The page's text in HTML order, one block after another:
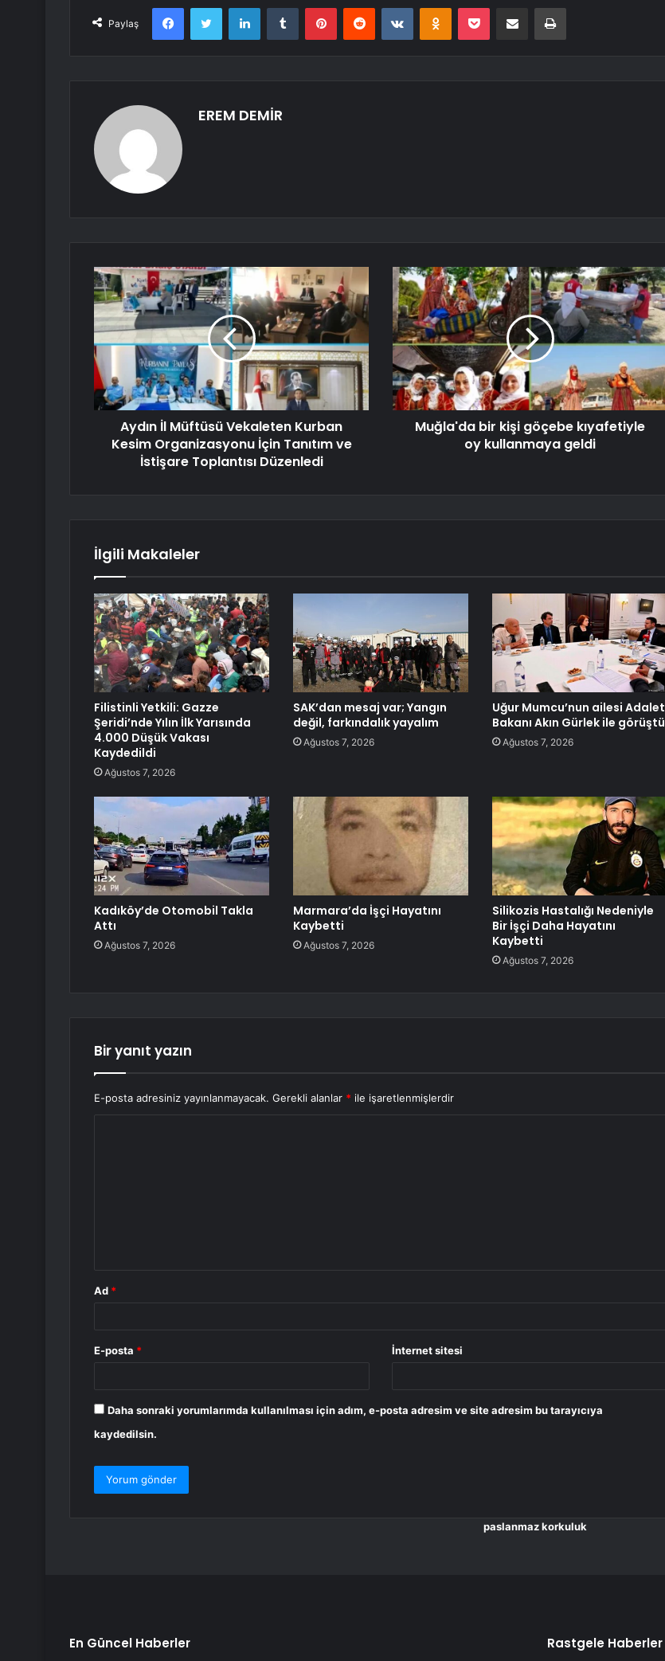
Paylaş
FacebookTwitter LinkedInTumblr PinterestReddit VKontakteOdnoklassniki
Pocket E-Posta ile paylaş Yazdır
EREM DEMİR
Aydın İl Müftüsü Vekaleten Kurban
Kesim Organizasyonu İçin Tanıtım ve
İstişare Toplantısı Düzenledi
Muğla'da bir kişi göçebe kıyafetiyle
oy kullanmaya geldi
İlgili Makaleler
Filistinli Yetkili: Gazze
Şeridi’nde Yılın İlk Yarısında
4.000 Düşük Vakası
Kaydedildi
Ağustos 7, 2026
SAK’dan mesaj var; Yangın
değil, farkındalık yayalım
Ağustos 7, 2026
Uğur Mumcu’nun ailesi Adalet
Bakanı Akın Gürlek ile görüştü
Ağustos 7, 2026
Kadıköy’de Otomobil Takla
Attı
Ağustos 7, 2026
Marmara’da İşçi Hayatını
Kaybetti
Ağustos 7, 2026
Silikozis Hastalığı Nedeniyle
Bir İşçi Daha Hayatını
Kaybetti
Ağustos 7, 2026
Bir yanıt yazın
E-posta adresiniz yayınlanmayacak. Gerekli alanlar * ile işaretlenmişlerdir
Ad *
E-posta * İnternet sitesi
Daha sonraki yorumlarımda kullanılması için adım, e-posta adresim ve site adresim bu tarayıcıya
kaydedilsin.
paslanmaz korkuluk
En Güncel Haberler Rastgele Haberler